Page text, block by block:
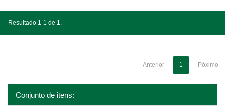
Resultado 1-1 de 1.
Anterior 1 Póximo
Conjunto de itens: